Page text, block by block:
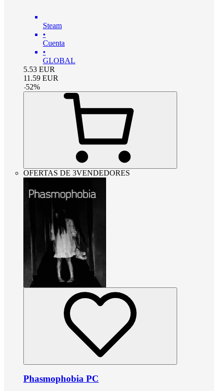
Steam
•
Cuenta
•
GLOBAL
5.53 EUR
11.59 EUR
-52%
OFERTAS DE 3VENDEDORES
Phasmophobia PC